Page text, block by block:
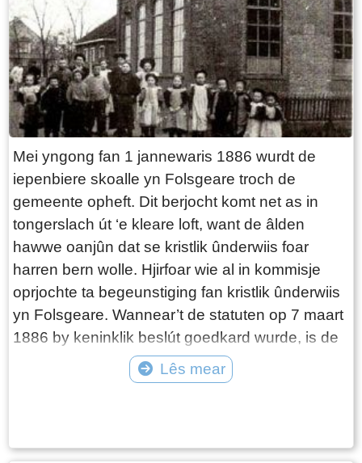
pastorije buorkerij in stik greide kwyt rekket. In
pear jier letter komme de tsjerkfâden wer
byelkoar, no mei it plan om de grêft oan’e
súdkant fan’e tsjerke te dimpen en dêr de
skoalle te bouwen. De skoalle stiet tichter by it
doarp en it kostet de boer gjin greide. Dit plan
wurdt oannommen. De terpgrûn fan it “Tsjerke
pôltsje” is fan te grutte wearde om der in grêft
mei te dimpen, der wurdt grûn fan earne oars
oanfierd. Foar de finansiering geane se mei in
yntekenlist by de doarren del en dêrnêst lient de
tsjerke fl 1000,- fan Jelle Douwes Bouma dy’t
boer op Bons is.
Mei yngong fan 1 jannewaris 1886 wurdt de
iepenbiere skoalle yn Folsgeare troch de
gemeente opheft. Dit berjocht komt net as in
tongerslach út ‘e kleare loft, want de âlden
hawwe oanjûn dat se kristlik ûnderwiis foar
harren bern wolle. Hjirfoar wie al in kommisje
oprjochte ta begeunstiging fan kristlik ûnderwiis
yn Folsgeare. Wannear’t de statuten op 7 maart
1886 by keninklik beslút goedkard wurde, is de
feriening in útmakke saak. Yn septimber 1886
komt it bestjoer wer by elkoar De foarsitter
wichtichste punt: de bou fan’e nije skoalle. Op
Lês mear